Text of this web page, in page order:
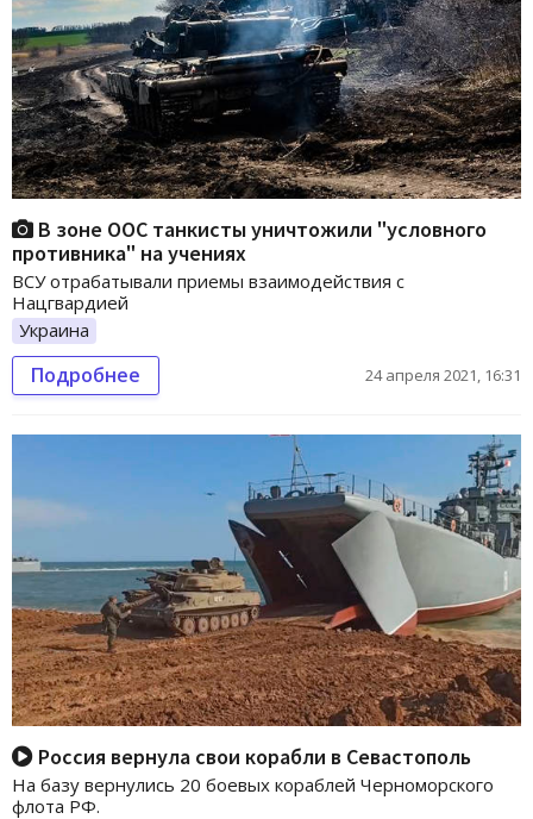
В зоне ООС танкисты уничтожили "условного
противника" на учениях
ВСУ отрабатывали приемы взаимодействия с
Нацгвардией
Украина
Подробнее 24 апреля 2021, 16:31
Россия вернула свои корабли в Севастополь
На базу вернулись 20 боевых кораблей Черноморского
флота РФ.